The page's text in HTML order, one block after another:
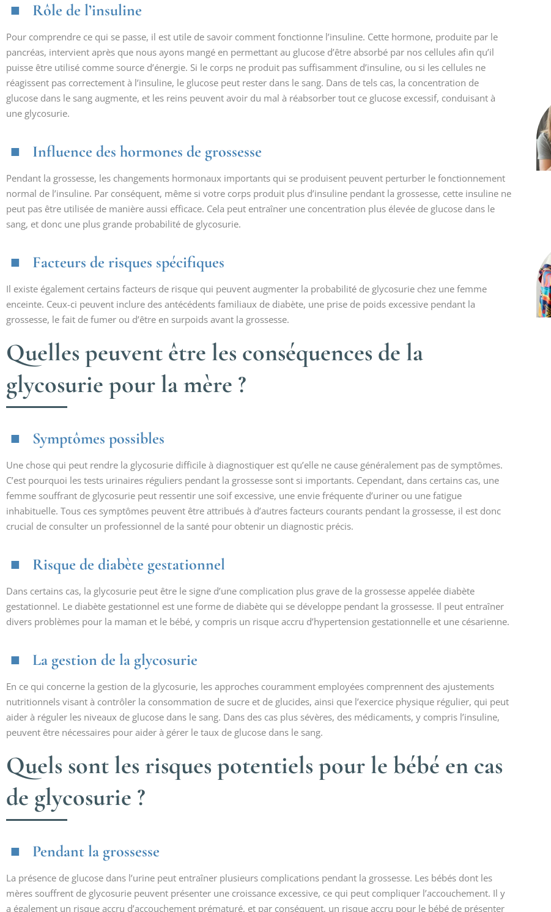
Rôle de l’insuline
Pour comprendre ce qui se passe, il est utile de savoir comment fonctionne l’insuline. Cette hormone, produite par le
pancréas, intervient après que nous ayons mangé en permettant au glucose d’être absorbé par nos cellules afin qu’il
puisse être utilisé comme source d’énergie. Si le corps ne produit pas suffisamment d’insuline, ou si les cellules ne
réagissent pas correctement à l’insuline, le glucose peut rester dans le sang. Dans de tels cas, la concentration de
glucose dans le sang augmente, et les reins peuvent avoir du mal à réabsorber tout ce glucose excessif, conduisant à
une glycosurie.
Influence des hormones de grossesse
Pendant la grossesse, les changements hormonaux importants qui se produisent peuvent perturber le fonctionnement
normal de l’insuline. Par conséquent, même si votre corps produit plus d’insuline pendant la grossesse, cette insuline ne
peut pas être utilisée de manière aussi efficace. Cela peut entraîner une concentration plus élevée de glucose dans le
sang, et donc une plus grande probabilité de glycosurie.
Facteurs de risques spécifiques
Il existe également certains facteurs de risque qui peuvent augmenter la probabilité de glycosurie chez une femme
enceinte. Ceux-ci peuvent inclure des antécédents familiaux de diabète, une prise de poids excessive pendant la
grossesse, le fait de fumer ou d’être en surpoids avant la grossesse.
Quelles peuvent être les conséquences de la
glycosurie pour la mère ?
Symptômes possibles
Une chose qui peut rendre la glycosurie difficile à diagnostiquer est qu’elle ne cause généralement pas de symptômes.
C’est pourquoi les tests urinaires réguliers pendant la grossesse sont si importants. Cependant, dans certains cas, une
femme souffrant de glycosurie peut ressentir une soif excessive, une envie fréquente d’uriner ou une fatigue
inhabituelle. Tous ces symptômes peuvent être attribués à d’autres facteurs courants pendant la grossesse, il est donc
crucial de consulter un professionnel de la santé pour obtenir un diagnostic précis.
Risque de diabète gestationnel
Dans certains cas, la glycosurie peut être le signe d’une complication plus grave de la grossesse appelée diabète
gestationnel. Le diabète gestationnel est une forme de diabète qui se développe pendant la grossesse. Il peut entraîner
divers problèmes pour la maman et le bébé, y compris un risque accru d’hypertension gestationnelle et une césarienne.
La gestion de la glycosurie
En ce qui concerne la gestion de la glycosurie, les approches couramment employées comprennent des ajustements
nutritionnels visant à contrôler la consommation de sucre et de glucides, ainsi que l’exercice physique régulier, qui peut
aider à réguler les niveaux de glucose dans le sang. Dans des cas plus sévères, des médicaments, y compris l’insuline,
peuvent être nécessaires pour aider à gérer le taux de glucose dans le sang.
Quels sont les risques potentiels pour le bébé en cas
de glycosurie ?
Pendant la grossesse
La présence de glucose dans l’urine peut entraîner plusieurs complications pendant la grossesse. Les bébés dont les
mères souffrent de glycosurie peuvent présenter une croissance excessive, ce qui peut compliquer l’accouchement. Il y
a également un risque accru d’accouchement prématuré, et par conséquent, un risque accru pour le bébé de présenter